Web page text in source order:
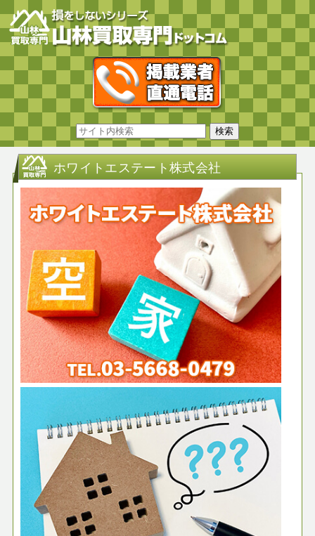
ホワイトエステート株式会社